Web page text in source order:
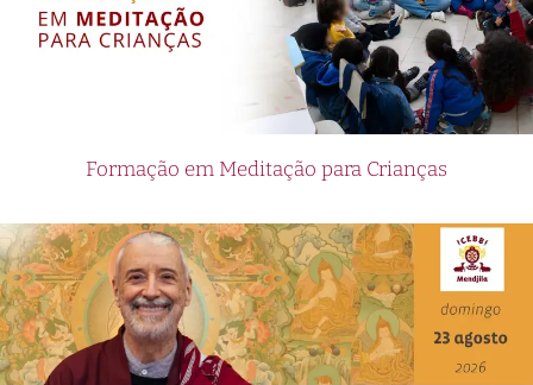
Formação em Meditação para Crianças